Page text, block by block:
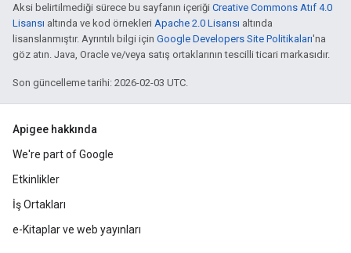
Aksi belirtilmediği sürece bu sayfanın içeriği Creative Commons Atıf 4.0
Lisansı altında ve kod örnekleri Apache 2.0 Lisansı altında
lisanslanmıştır. Ayrıntılı bilgi için Google Developers Site Politikaları'na
göz atın. Java, Oracle ve/veya satış ortaklarının tescilli ticari markasıdır.
Son güncelleme tarihi: 2026-02-03 UTC.
Apigee hakkında
We're part of Google
Etkinlikler
İş Ortakları
e-Kitaplar ve web yayınları